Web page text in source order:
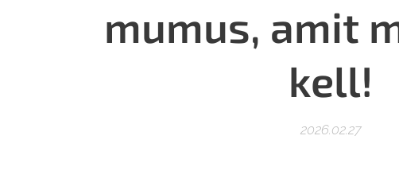
mumus, amit
kell!
2026.02.27